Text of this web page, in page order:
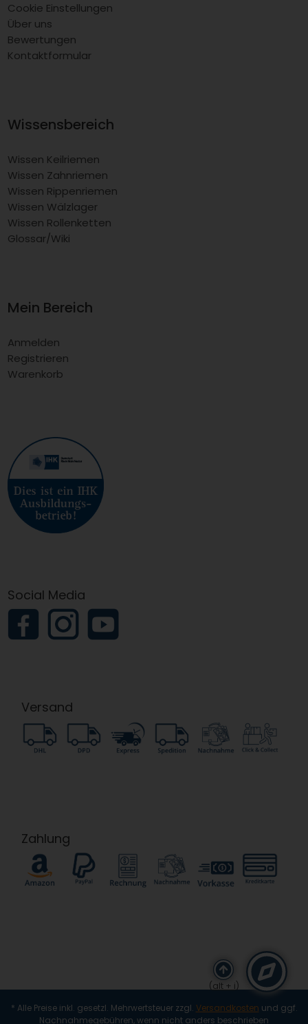
Cookie Einstellungen
Über uns
Bewertungen
Kontaktformular
Wissensbereich
Wissen Keilriemen
Wissen Zahnriemen
Wissen Rippenriemen
Wissen Wälzlager
Wissen Rollenketten
Glossar/Wiki
Mein Bereich
Anmelden
Registrieren
Warenkorb
Social Media
Versand
Zahlung
* Alle Preise inkl. gesetzl. Mehrwertsteuer zzgl. Versandkosten und ggf.
Nachnahmegebühren, wenn nicht anders beschrieben
(alt + i)